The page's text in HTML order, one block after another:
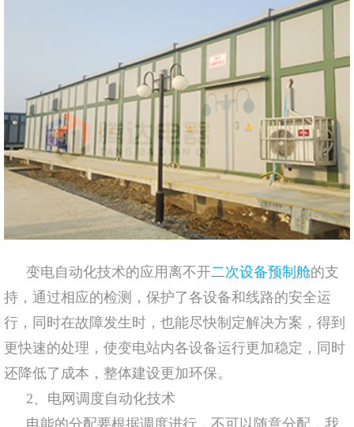
变电自动化技术的应用离不开二次设备预制舱的支
持，通过相应的检测，保护了各设备和线路的安全运
行，同时在故障发生时，也能尽快制定解决方案，得到
更快速的处理，使变电站内各设备运行更加稳定，同时
还降低了成本，整体建设更加环保。
2、电网调度自动化技术